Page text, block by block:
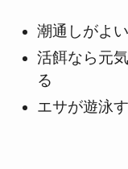
潮通しがよ
活餌なら元
る
エサが遊泳